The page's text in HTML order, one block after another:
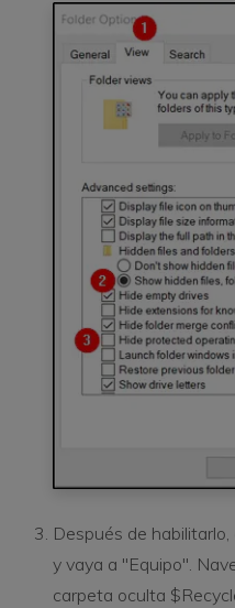
Después de
y vaya a "Equipo".
carpeta oculta